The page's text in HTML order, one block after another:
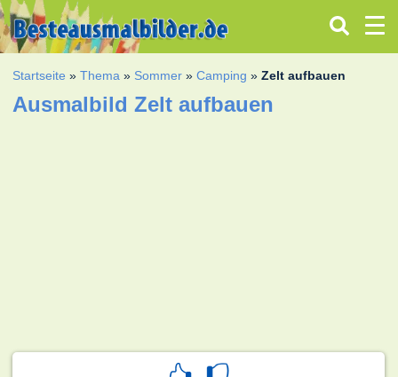
Startseite »Thema » Sommer »Camping »Zelt aufbauen
Ausmalbild Zelt aufbauen